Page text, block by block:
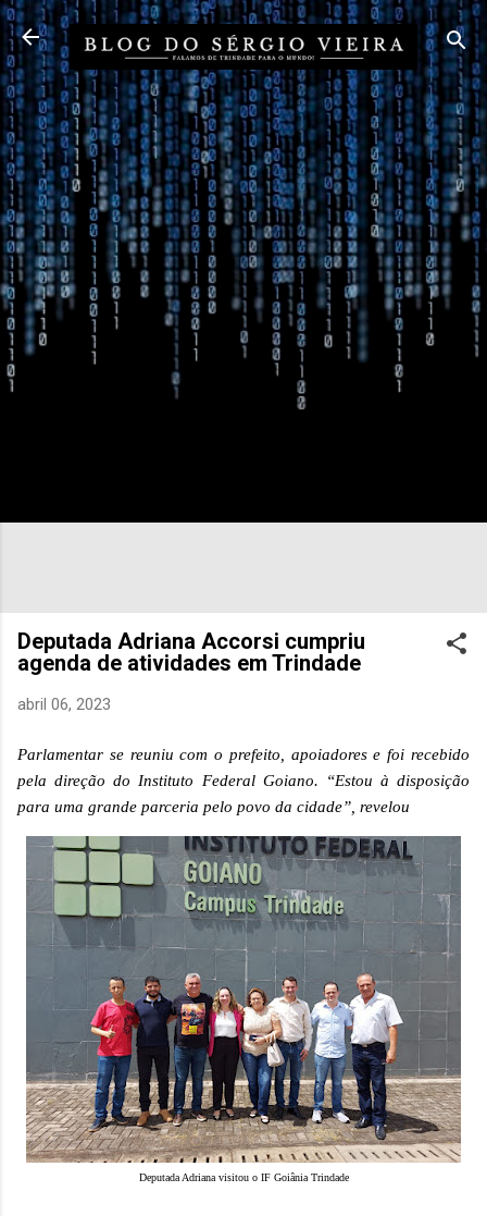
Pular para o conteúdo principal
Deputada Adriana Accorsi cumpriu
agenda de atividades em Trindade
abril 06, 2023
Parlamentar se reuniu com o prefeito, apoiadores e foi recebido
pela direção do Instituto Federal Goiano. “Estou à disposição
para uma grande parceria pelo povo da cidade”, revelou
Deputada Adriana visitou o IF Goiânia Trindade